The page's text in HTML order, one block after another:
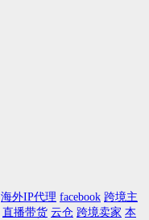
海外IP代理 facebook 跨境主
直播带货 云仓 跨境卖家 本